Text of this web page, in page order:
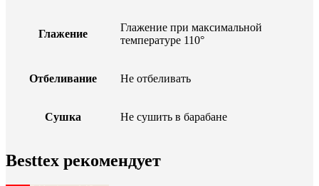
Глажение
Глажение при максимальной
температуре 110°
Отбеливание Не отбеливать
Сушка Не сушить в барабане
Besttex рекомендует